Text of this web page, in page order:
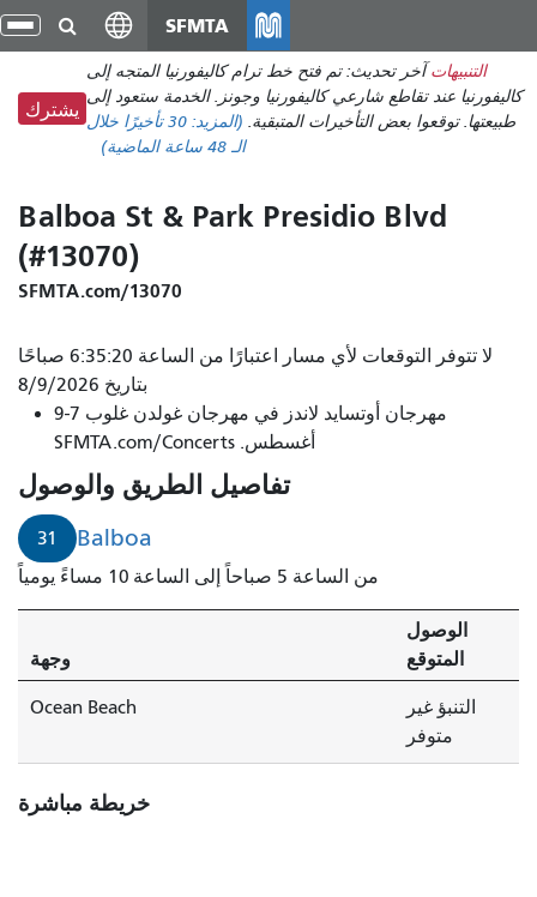
انتقل
إلى
المحتوى
الرئيسي
SFMTA
التنبيهات آخر تحديث: تم فتح خط ترام كاليفورنيا المتجه إلى
كاليفورنيا عند تقاطع شارعي كاليفورنيا وجونز. الخدمة ستعود إلى
طبيعتها. توقعوا بعض التأخيرات المتبقية. (المزيد: 30 تأخيرًا
خلال
الـ 48 ساعة الماضية)
يشترك
Balboa St & Park Presidio Blvd
(#13070)
SFMTA.com/13070
لا تتوفر التوقعات لأي مسار اعتبارًا من الساعة 6:35:20 صباحًا
بتاريخ 8/9/2026
مهرجان أوتسايد لاندز في مهرجان غولدن غلوب 7-9
أغسطس. SFMTA.com/Concerts
تفاصيل الطريق والوصول
31 Balboa
من الساعة 5 صباحاً إلى الساعة 10 مساءً يومياً
وجهة
الوصول
المتوقع
Ocean Beach
التنبؤ غير
متوفر
خريطة مباشرة